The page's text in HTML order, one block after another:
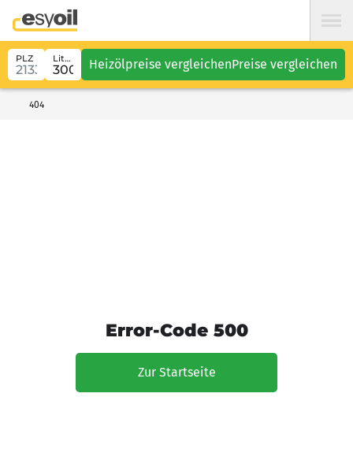
PLZ Liter Heizölpreise vergleichenPreise vergleichen
404
Error-Code 500
Zur Startseite